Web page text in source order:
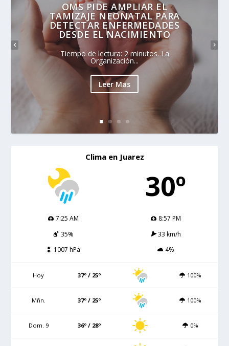
OMS PIDE AMPLIAR EL
TAMIZAJE NEONATAL PARA
DETECTAR ENFERMEDADES
DESDE EL NACIMIENTO
Tiempo de lectura: 2 minutos. La
Organización...
Leer Mas
Clima en Juarez
30º
7:25 AM
8:57 PM
35%
33 km/h
1007 hPa
4%
Hoy 37º / 25º 100%
Mñn. 37º / 25º 100%
Dom. 9 36º / 28º 0%